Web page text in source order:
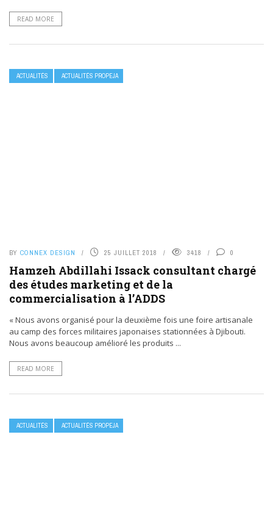
READ MORE
ACTUALITÉS ACTUALITÉS PROPEJA
BY CONNEX DESIGN 25 JUILLET 2018 3418 0
Hamzeh Abdillahi Issack consultant chargé
des études marketing et de la
commercialisation à l’ADDS
« Nous avons organisé pour la deuxième fois une foire artisanale
au camp des forces militaires japonaises stationnées à Djibouti.
Nous avons beaucoup amélioré les produits ...
READ MORE
ACTUALITÉS ACTUALITÉS PROPEJA